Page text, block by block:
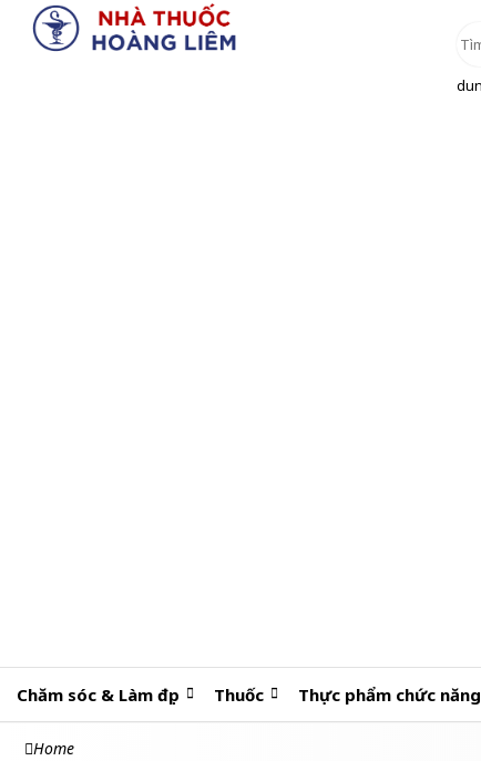
Chăm sóc & Làm đẹp Thuốc Thực phẩm chức năng
Home